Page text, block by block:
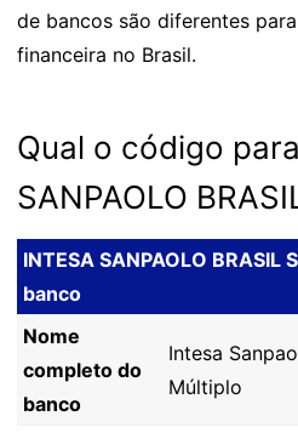
de bancos são diferentes
financeira no Brasil.
Qual o código
SANPAOLO
INTESA SANPAOLO BRASIL
banco
Nome
completo do
banco
Intesa
Múltiplo